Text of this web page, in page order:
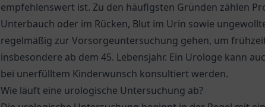
empfehlenswert ist. Zu den häufigsten Gründen zählen
Unterbauch oder im Rücken, Blut im Urin sowie
regelmäßig zur Vorsorgeuntersuchung gehen, um
insbesondere ab dem 45. Lebensjahr. Ein Urologe kann
bei unerfülltem Kinderwunsch konsultiert werden.
Wie läuft eine urologische Untersuchung ab?